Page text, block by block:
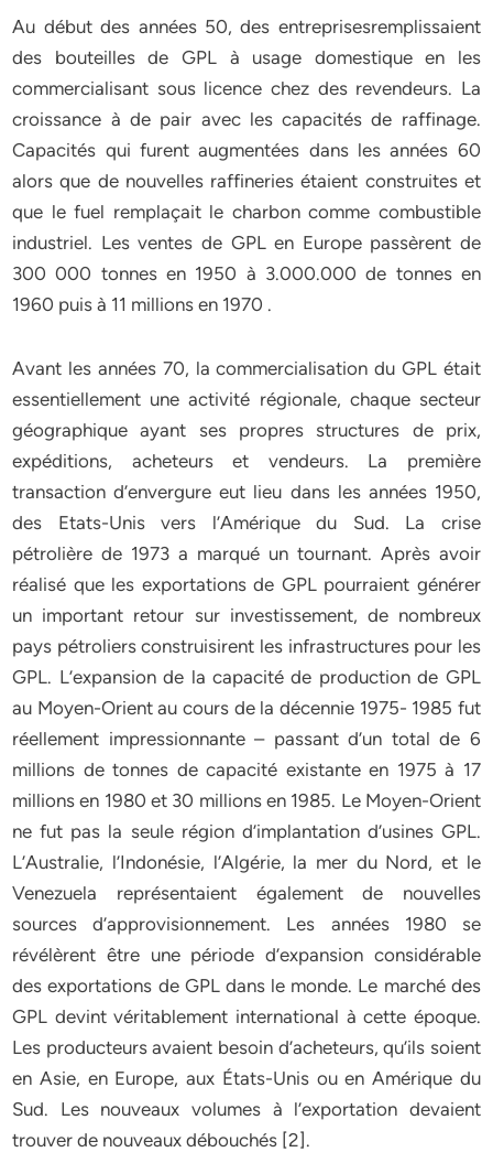
Au début des années 50, des entreprisesremplissaient
des bouteilles de GPL à usage domestique en les
commercialisant sous licence chez des revendeurs. La
croissance à de pair avec les capacités de raffinage.
Capacités qui furent augmentées dans les années 60
alors que de nouvelles raffineries étaient construites et
que le fuel remplaçait le charbon comme combustible
industriel. Les ventes de GPL en Europe passèrent de
300 000 tonnes en 1950 à 3.000.000 de tonnes en
1960 puis à 11 millions en 1970 .
Avant les années 70, la commercialisation du GPL était
essentiellement une activité régionale, chaque secteur
géographique ayant ses propres structures de prix,
expéditions, acheteurs et vendeurs. La première
transaction d’envergure eut lieu dans les années 1950,
des Etats-Unis vers l’Amérique du Sud. La crise
pétrolière de 1973 a marqué un tournant. Après avoir
réalisé que les exportations de GPL pourraient générer
un important retour sur investissement, de nombreux
pays pétroliers construisirent les infrastructures pour les
GPL. L’expansion de la capacité de production de GPL
au Moyen-Orient au cours de la décennie 1975- 1985 fut
réellement impressionnante – passant d’un total de 6
millions de tonnes de capacité existante en 1975 à 17
millions en 1980 et 30 millions en 1985. Le Moyen-Orient
ne fut pas la seule région d’implantation d’usines GPL.
L’Australie, l’Indonésie, l’Algérie, la mer du Nord, et le
Venezuela représentaient également de nouvelles
sources d’approvisionnement. Les années 1980 se
révélèrent être une période d’expansion considérable
des exportations de GPL dans le monde. Le marché des
GPL devint véritablement international à cette époque.
Les producteurs avaient besoin d’acheteurs, qu’ils soient
en Asie, en Europe, aux États-Unis ou en Amérique du
Sud. Les nouveaux volumes à l’exportation devaient
trouver de nouveaux débouchés [2].